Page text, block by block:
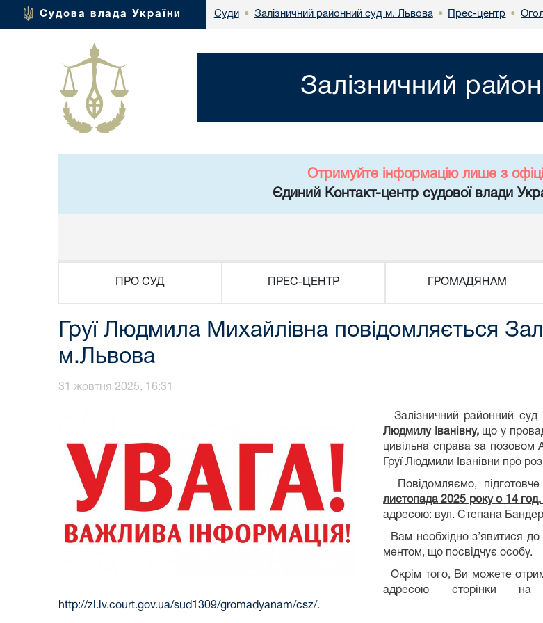
Судова влада України Суди • Залізничний районний суд м. Львова • Прес-центр •
Залізничний
Отримуйте інформацію лише з
Єдиний Контакт-центр судової влади
ПРО СУД ПРЕС-ЦЕНТР ГРОМАДЯНАМ
Груї Людмила Михайлівна повідомляється
м.Львова
31 жовтня 2025, 16:31
Залізничний районний суд
Людмилу Іванівну, що у
цивільна справа за позовом
Груї Людмили Іванівни про
Повідомляємо,
листопада 2025 року о 14 год.
адресою: вул. Степана
Вам необхідно з’явитися до
ментом, що посвідчує особу.
Окрім того, Ви можете
адресою сторінки на
http://zl.lv.court.gov.ua/sud1309/gromadyanam/csz/.